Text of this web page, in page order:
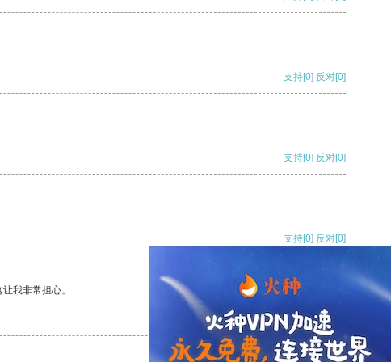
支持[0] 反对[0]
支持[0] 反对[0]
支持[0] 反对[0]
我非常担心。
支持[0] 反对